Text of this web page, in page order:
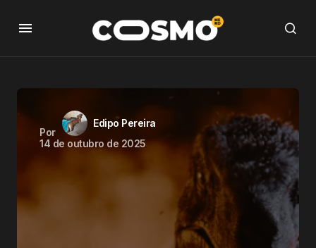
Por
Edipo Pereira
14 de outubro de 2025